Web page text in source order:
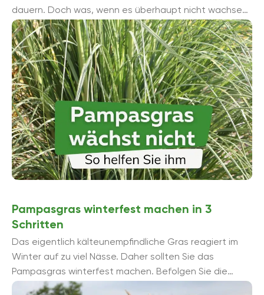
dauern. Doch was, wenn es überhaupt nicht wachsen
will? So ...
Pampasgras winterfest machen in 3
Schritten
Das eigentlich kälteunempfindliche Gras reagiert im
Winter auf zu viel Nässe. Daher sollten Sie das
Pampasgras winterfest machen. Befolgen Sie die
Schritte zur Überwinterung, dann kann der dekorativen